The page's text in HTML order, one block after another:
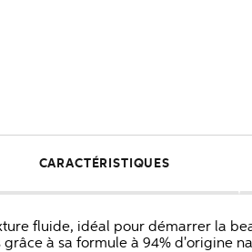
CARACTÉRISTIQUES
fluide, idéal pour démarrer la
à sa formule à 94% d'origine